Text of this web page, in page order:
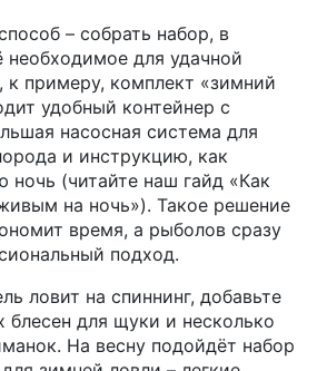
– собрать набор, в
необходимое для удачной
примеру, комплект «зимний
удобный контейнер с
насосная система для
и инструкцию, как
ночь (читайте наш гайд «Как
на ночь»). Такое решение
время, а рыболов сразу
подход.
ловит на спиннинг, добавьте
блесен для щуки и несколько
На весну подойдёт набор